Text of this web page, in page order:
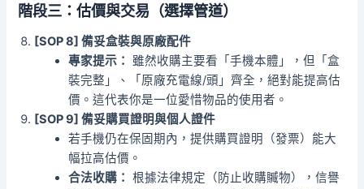
階段三：估價與交易（選擇管道）
[SOP 8] 備妥盒裝與原廠配件
專家提示：
雖然收購主要看「手機本體」，但「盒
裝完整」、「原廠充電線/頭」齊全，絕對能提高估
價。這代表你是一位愛惜物品的使用者。
[SOP 9] 備妥購買證明與個人證件
若手機仍在保固期內，提供購買證明（發票）能大
幅拉高估價。
合法收購： 根據法律規定（防止收購贓物），信譽